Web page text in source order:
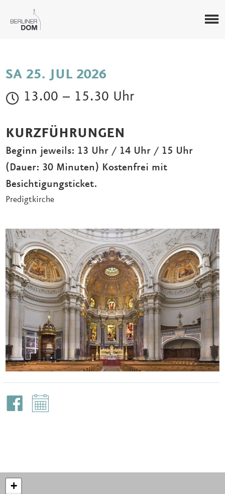
SA 25. JUL 2026
13.00 – 15.30 Uhr
KURZFÜHRUNGEN
Beginn jeweils: 13 Uhr / 14 Uhr / 15 Uhr
(Dauer: 30 Minuten) Kostenfrei mit
Besichtigungsticket.
Predigtkirche
+